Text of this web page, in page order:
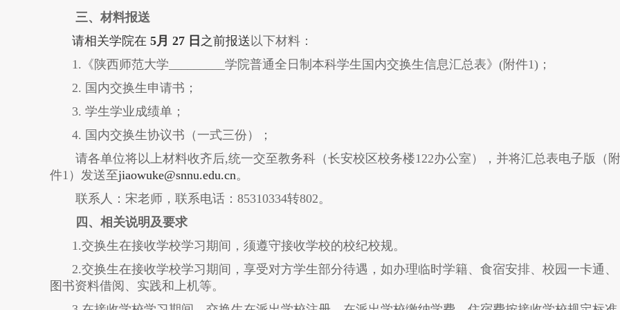
三、材料报送
请相关学院在 5月 27 日 之前报送 以下材料：
1. 《陕西师范大学 学院普通全日制本科学生国内交换生信息汇总表》 (附件1) ；
2. 国内交换生申请书；
3. 学生学业成绩单；
4. 国内交换生协议书 （一式三份）
；
请各单位将以上材料收齐后,统一交至教务科（长安校区校务楼122办公室），并将汇总表电子版（附
件1 ） 发送至jiaowuke@snnu.edu.cn。
联系人： 宋老师，联系电话： 85310334转802。
四、相关说明及要求
1.交换生在接收学校学习期间，须遵守接收学校的校纪校规。
2.交换生在接收学校学习期间，享受对方学生部分待遇，如办理临时学籍、食宿安排、校园一卡通、
图书资料借阅、实践和上机等。